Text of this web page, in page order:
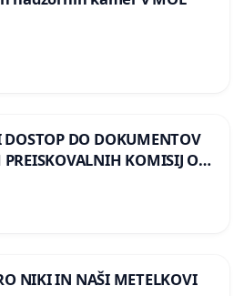
DO DOKUMENTOV
KOMISIJ O
Z OROŽJEM
NIKI IN NAŠI METELKOVI